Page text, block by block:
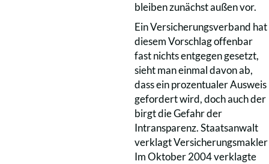
bleiben zunächst außen vor.
Ein Versicherungsverband hat
diesem Vorschlag offenbar
fast nichts entgegen gesetzt,
sieht man einmal davon ab,
dass ein prozentualer Ausweis
gefordert wird, doch auch der
birgt die Gefahr der
Intransparenz. Staatsanwalt
verklagt Versicherungsmakler
Im Oktober 2004 verklagte